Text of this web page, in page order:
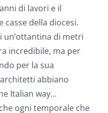
di lavori e il
della diocesi.
un’ottantina di metri
incredibile, ma per
per la sua
abbiano
Italian way…
ogni temporale che